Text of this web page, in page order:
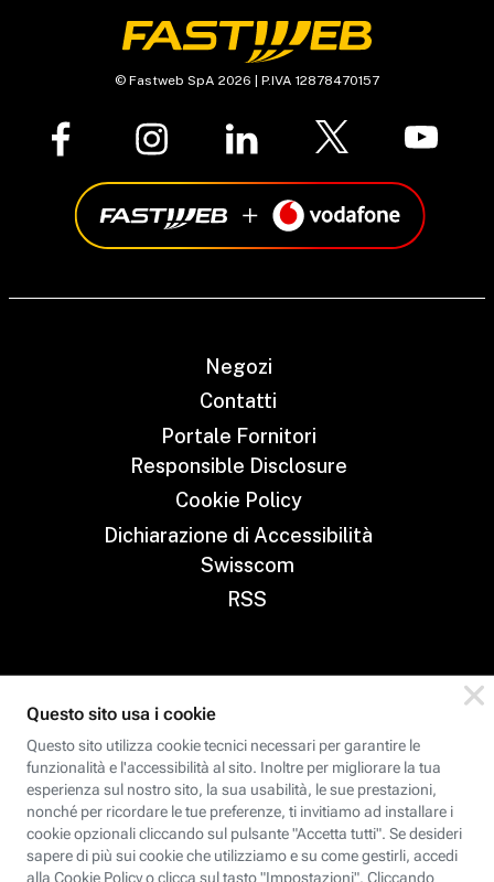
© Fastweb SpA 2026 | P.IVA 12878470157
Negozi
Contatti
Portale Fornitori
Responsible Disclosure
Cookie Policy
Dichiarazione di Accessibilità
Swisscom
RSS